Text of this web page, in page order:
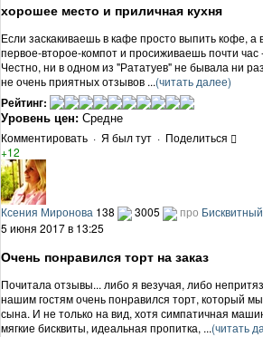
хорошее место и приличная кухня
Если заскакиваешь в кафе просто выпить кофе, а
первое-второе-компот и просиживаешь почти
Честно, ни в одном из "Рататуев" не бывала ни
не очень приятных отзывов ...(читать далее)
Рейтинг:
Уровень цен: Средне
Комментировать · Я был тут · Поделиться
+12
Ксения Миронова 138 3005 про
5 июня 2017 в 13:25
Очень понравился торт на заказ
Почитала отзывы... либо я везучая, либо
нашим гостям очень понравился торт, который
сына. И не только на вид, хотя симпатичная
мягкие бисквиты, идеальная пропитка, ...(читать